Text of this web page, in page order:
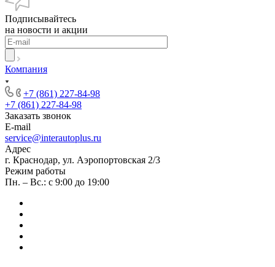
Подписывайтесь
на новости и акции
Компания
+7 (861) 227-84-98
+7 (861) 227-84-98
Заказать звонок
E-mail
service@interautoplus.ru
Адрес
г. Краснодар, ул. Аэропортовская 2/3
Режим работы
Пн. – Вс.: с 9:00 до 19:00